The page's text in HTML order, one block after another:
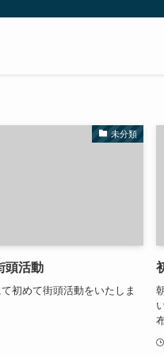
未分類
頭活動
初めて街頭活動をいたしま